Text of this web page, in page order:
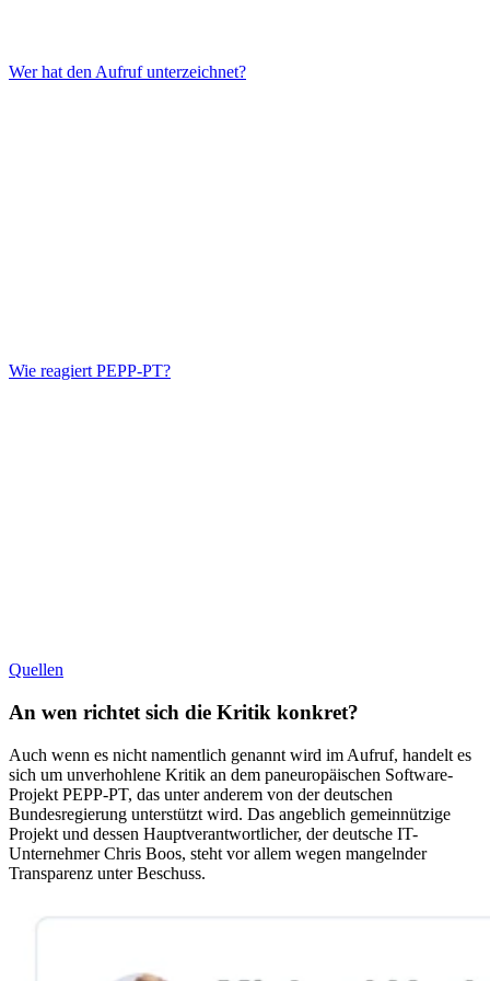
Wer hat den Aufruf unterzeichnet?
Wie reagiert PEPP-PT?
Quellen
An wen richtet sich die Kritik konkret?
Auch wenn es nicht namentlich genannt wird im Aufruf, handelt es
sich um unverhohlene Kritik an dem paneuropäischen Software-
Projekt PEPP-PT, das unter anderem von der deutschen
Bundesregierung unterstützt wird. Das angeblich gemeinnützige
Projekt und dessen Hauptverantwortlicher, der deutsche IT-
Unternehmer Chris Boos, steht vor allem wegen mangelnder
Transparenz unter Beschuss.